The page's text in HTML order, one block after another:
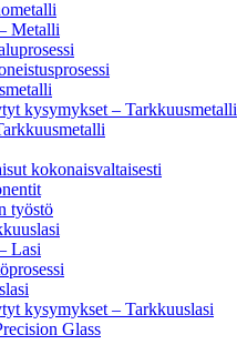
Metalli
kysymykset – Tarkkuusmetalli
kokonaisvaltaisesti
työstö
Lasi
kysymykset – Tarkkuuslasi
Glass